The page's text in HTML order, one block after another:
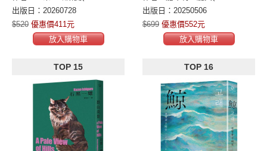
出版日：20260728
$520 優惠價411元
放入購物車
出版日：20250506
$699 優惠價552元
放入購物車
TOP 15 TOP 16